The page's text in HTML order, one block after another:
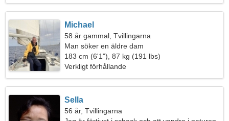
Michael
58 år gammal, Tvillingarna
Man söker en äldre dam
183 cm (6'1"), 87 kg (191 lbs)
Verkligt förhållande
Sella
56 år, Tvillingarna